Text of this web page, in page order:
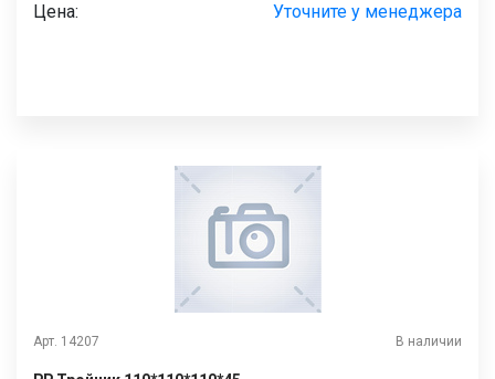
Цена: Уточните у менеджера
Арт. 14207 В наличии